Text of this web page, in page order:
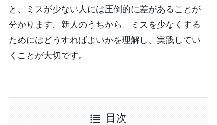
と、ミスが少ない人には圧倒的に差があることが
分かります。新人のうちから、ミスを少なくする
ためにはどうすればよいかを理解し、実践してい
くことが大切です。
目次